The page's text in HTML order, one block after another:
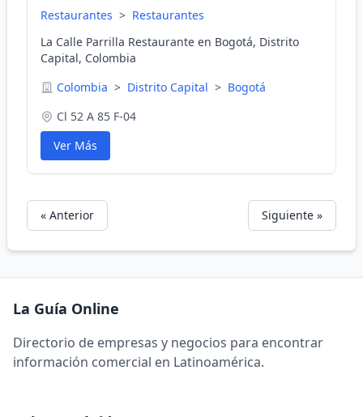
Restaurantes > Restaurantes
La Calle Parrilla Restaurante en Bogotá, Distrito
Capital, Colombia
Colombia > Distrito Capital > Bogotá
Cl 52 A 85 F-04
Ver Más
« Anterior Siguiente »
La Guía Online
Directorio de empresas y negocios para encontrar
información comercial en Latinoamérica.